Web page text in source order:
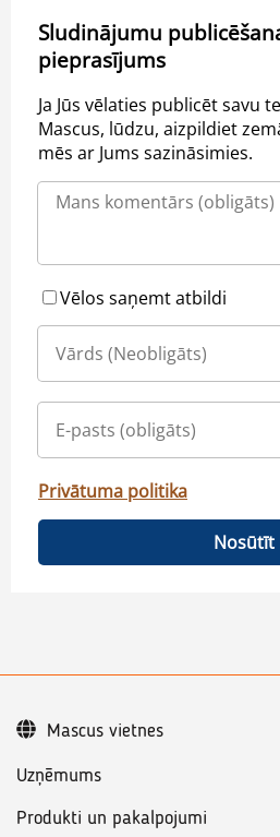
Sludinājumu
pieprasījums
Ja Jūs vēlaties publicēt savu
Mascus, lūdzu, aizpildiet
mēs ar Jums sazināsimies.
Vēlos saņemt atbildi
Privātuma politika
Nosūtīt
Uzņēmums
Produkti un pakalpojumi
Mascus vietnes